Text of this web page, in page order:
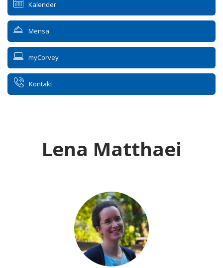
Kalender
Mensa
myCorvey
Kontakt
Lena Matthaei